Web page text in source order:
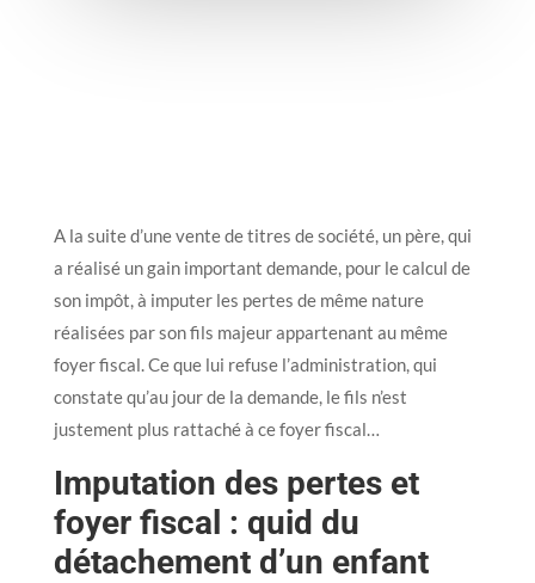
A la suite d’une vente de titres de société, un père, qui
a réalisé un gain important demande, pour le calcul de
son impôt, à imputer les pertes de même nature
réalisées par son fils majeur appartenant au même
foyer fiscal. Ce que lui refuse l’administration, qui
constate qu’au jour de la demande, le fils n’est
justement plus rattaché à ce foyer fiscal…
Imputation des pertes et
foyer fiscal : quid du
détachement d’un enfant